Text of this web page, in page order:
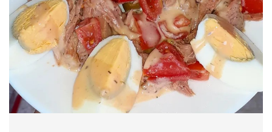
aggiunto la passata di pomodoro ed ho fatto
cucinare il sughetto. Ho cotto la pasta al dente ed
ho completato la cottura nel condimento.